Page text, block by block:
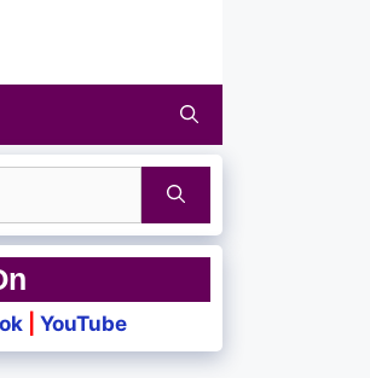
YouTube